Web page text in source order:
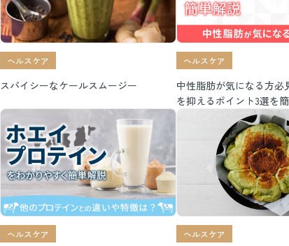
ヘルスケア
スパイシーなケールスムージー
ヘルスケア
中性脂肪が気になる方必
を抑えるポイント3選を
ヘルスケア ヘルスケア